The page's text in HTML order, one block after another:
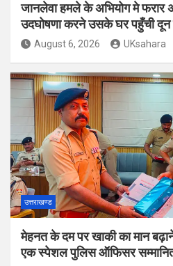
जानलेवा हमले के अभियोग मे फरार
उदघोषणा करने उसके घर पहुँची
August 6, 2026 UKsahara
उत्तराखण्ड
मेहनत के दम पर खाकी का मान
एक स्पेशल पुलिस ऑफिसर